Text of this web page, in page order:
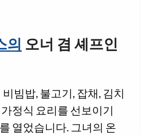
의오너 겸 셰프인
빔밥, 불고기, 잡채, 김치
정식 요리를 선보이기
열었습니다. 그녀의 온